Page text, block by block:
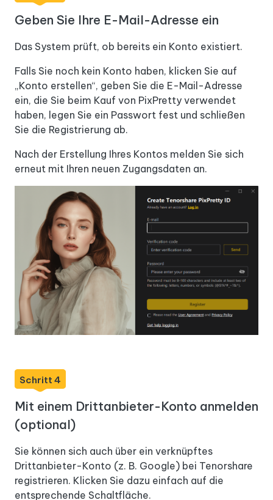
Geben Sie Ihre E-Mail-Adresse ein
Das System prüft, ob bereits ein Konto existiert.
Falls Sie noch kein Konto haben, klicken Sie auf
„Konto erstellen“, geben Sie die E-Mail-Adresse
ein, die Sie beim Kauf von PixPretty verwendet
haben, legen Sie ein Passwort fest und schließen
Sie die Registrierung ab.
Nach der Erstellung Ihres Kontos melden Sie sich
erneut mit Ihren neuen Zugangsdaten an.
Schritt 4
Mit einem Drittanbieter-Konto anmelden
(optional)
Sie können sich auch über ein verknüpftes
Drittanbieter-Konto (z. B. Google) bei Tenorshare
registrieren. Klicken Sie dazu einfach auf die
entsprechende Schaltfläche.